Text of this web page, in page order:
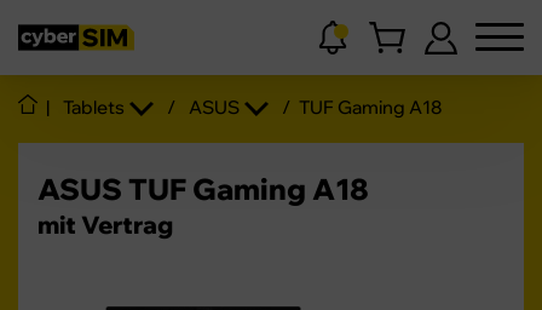
| Tablets / ASUS / TUF Gaming A18
ASUS TUF Gaming A18
mit Vertrag